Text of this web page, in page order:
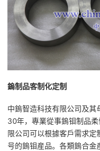
鎢制品客制化定制
中鎢智造科技有限公司及
30年，專業從事鎢钼制品
限公司可以根據客戶需求
号的鎢钼産品。各類鎢合金